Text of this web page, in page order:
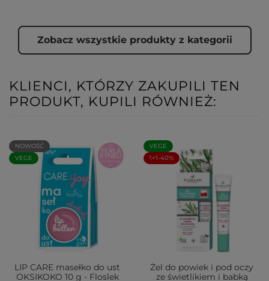
Zobacz wszystkie produkty z kategorii
KLIENCI, KTÓRZY ZAKUPILI TEN
PRODUKT, KUPILI RÓWNIEŻ:
NOWOŚĆ
VEGE
LIP CARE masełko do ust
OKSIKOKO 10 g - Floslek
VEGE
1+1-40%
Żel do powiek i pod oczy
ze świetlikiem i babką